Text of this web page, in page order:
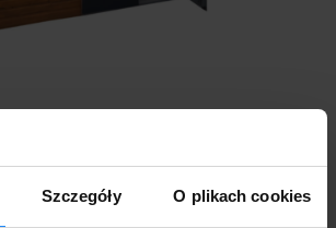
Szczegóły O plikach cookies
Ogrodowy 5×3 drewnopodobny